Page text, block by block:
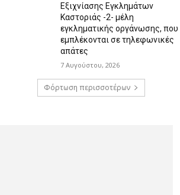
Εξιχνίασης Εγκλημάτων
Καστοριάς -2- μέλη
εγκληματικής οργάνωσης, που
εμπλέκονται σε τηλεφωνικές
απάτες
7 Αυγούστου, 2026
Φόρτωση περισσοτέρων